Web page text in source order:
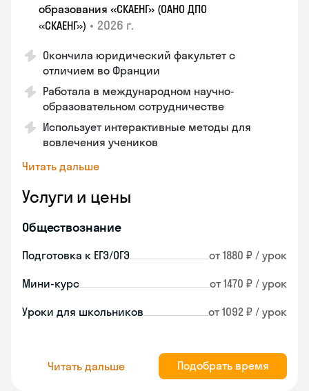
образования «СКАЕНГ» (ОАНО ДПО
«СКАЕНГ») • 2026 г.
Окончила юридический факультет с
отличием во Франции
Работала в международном научно-
образовательном сотрудничестве
Использует интерактивные методы для
вовлечения учеников
Читать дальше
Услуги и цены
Обществознание
Подготовка к ЕГЭ/ОГЭ от 1880 ₽ / урок
Мини-курс от 1470 ₽ / урок
Уроки для школьников от 1092 ₽ / урок
Читать дальше Подобрать время